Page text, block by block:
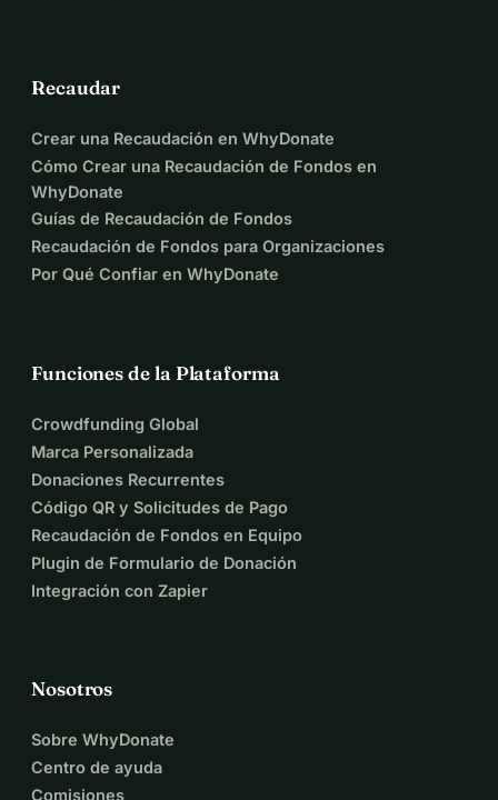
Recaudar
Crear una Recaudación en WhyDonate
Cómo Crear una Recaudación de Fondos en
WhyDonate
Guías de Recaudación de Fondos
Recaudación de Fondos para Organizaciones
Por Qué Confiar en WhyDonate
Funciones de la Plataforma
Crowdfunding Global
Marca Personalizada
Donaciones Recurrentes
Código QR y Solicitudes de Pago
Recaudación de Fondos en Equipo
Plugin de Formulario de Donación
Integración con Zapier
Nosotros
Sobre WhyDonate
Centro de ayuda
Comisiones